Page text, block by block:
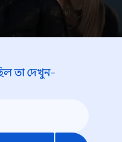
তা দেখুন-